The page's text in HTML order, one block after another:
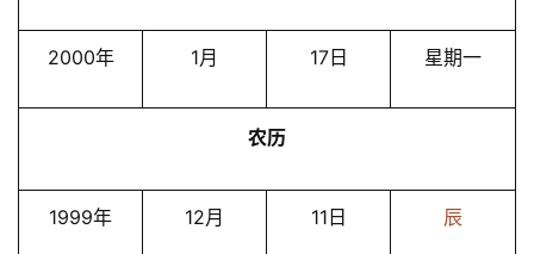
2000年 1月 17日 星期一
农历
1999年 12月 11日 辰